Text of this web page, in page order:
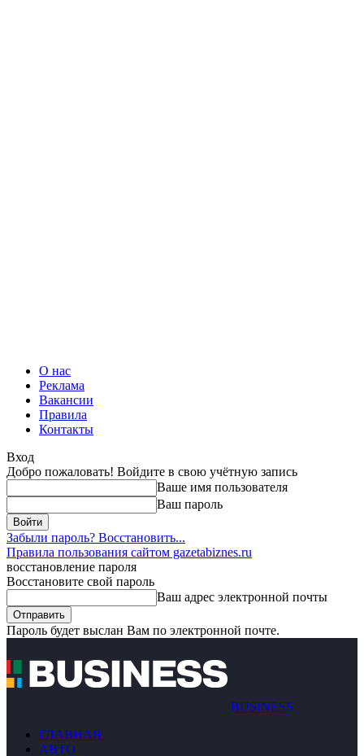
О нас
Реклама
Вакансии
Правила
Контакты
Вход
Добро пожаловать! Войдите в свою учётную запись
Ваше имя пользователя
Ваш пароль
Забыли пароль? Восстановить...
Правила пользования сайтом gazetabiznes.ru
восстановление пароля
Восстановите свой пароль
Ваш адрес электронной почты
Пароль будет выслан Вам по электронной почте.
BUSINESS
ГЛАВНАЯ
АВТО